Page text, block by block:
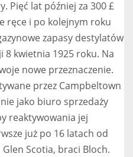
Pięć lat później za 300 £
ręce i po kolejnym roku
zapasy destylatów
8 kwietnia 1925 roku. Na
nowe przeznaczenie.
przez Campbeltown
jako biuro sprzedaży
reaktywowania jej
już po 16 latach od
Scotia, braci Bloch.